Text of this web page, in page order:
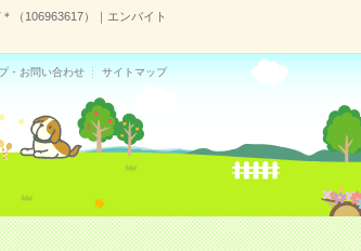
（106963617）｜エンバイト
・お問い合わせ サイトマップ